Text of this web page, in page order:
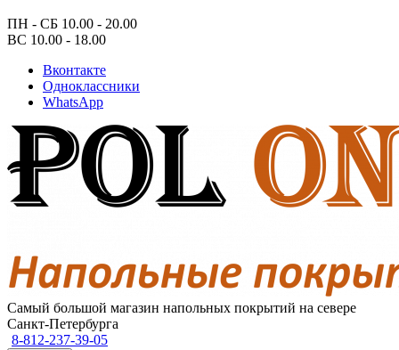
ПН - СБ 10.00 - 20.00
ВС 10.00 - 18.00
Вконтакте
Одноклассники
WhatsApp
Самый большой магазин напольных покрытий на севере
Санкт-Петербурга
8-812-237-39-05